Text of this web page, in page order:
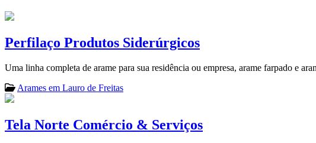
Perfilaço Produtos Siderúrgicos
Uma linha completa de arame para sua residência ou empresa, arame farpado e
Arames em Lauro de Freitas
Tela Norte Comércio & Serviços